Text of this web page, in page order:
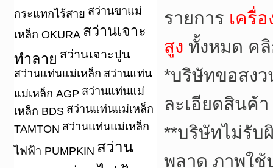
กระแทกไร้สาย สว่านขาแม่
เหล็ก OKURA สว่านเจาะ
ทำลาย สว่านเจาะปูน
สว่านแท่นแม่เหล็ก สว่านแท่น
แม่เหล็ก AGP สว่านแท่นแม่
เหล็ก BDS สว่านแท่นแม่เหล็ก
TAMTON สว่านแท่นแม่เหล็ก
ไฟฟ้า PUMPKIN สว่าน
รายการ เครื่
สูง ทั้งหมด ค
*บริษัทขอสงว
ละเอียดสินค้
**บริษัทไม่รับ
พลาด ภาพใ